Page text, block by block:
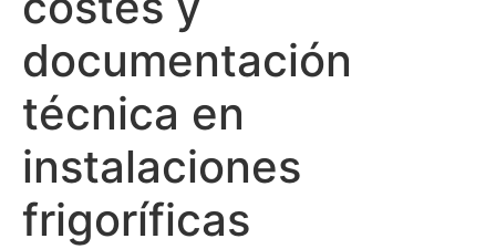
documentación
técnica en
instalaciones
frigoríficas